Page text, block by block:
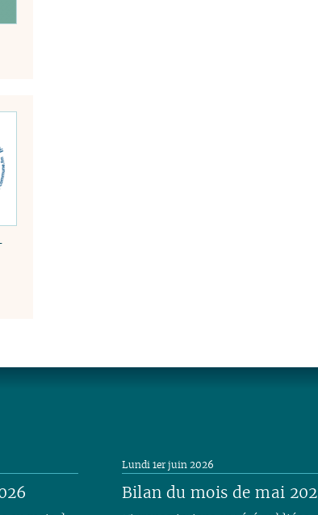
Bilan du mois de mai
Lundi 1er juin 2026